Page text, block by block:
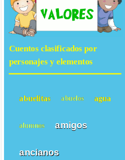
Cuentos clasificados por
personajes y elementos
abuelitas abuelos agua
alumnos amigos
ancianos